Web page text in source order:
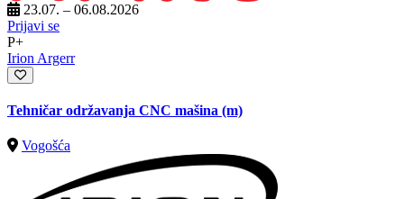
23.07. – 06.08.2026
Prijavi se
P+
Irion Argerr
Tehničar održavanja CNC mašina (m)
Vogošća